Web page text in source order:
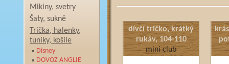
dívčí tričko, krátký
rukáv, 104-110
mini club
Mikiny, svetry
Šaty, sukně
Trička, halenky,
tuniky, košile
Disney
DOVOZ ANGLIE